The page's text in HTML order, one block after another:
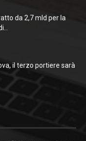
da 2,7 mld per la
il terzo portiere sarà